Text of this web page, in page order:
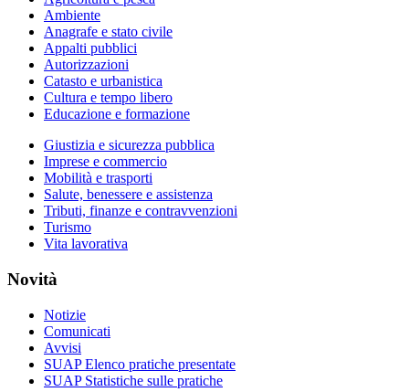
Ambiente
Anagrafe e stato civile
Appalti pubblici
Autorizzazioni
Catasto e urbanistica
Cultura e tempo libero
Educazione e formazione
Giustizia e sicurezza pubblica
Imprese e commercio
Mobilità e trasporti
Salute, benessere e assistenza
Tributi, finanze e contravvenzioni
Turismo
Vita lavorativa
Novità
Notizie
Comunicati
Avvisi
SUAP Elenco pratiche presentate
SUAP Statistiche sulle pratiche